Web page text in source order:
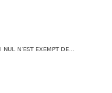
NUL N’EST EXEMPT DE...